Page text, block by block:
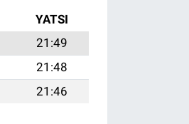
YATSI
21:49
21:48
21:46